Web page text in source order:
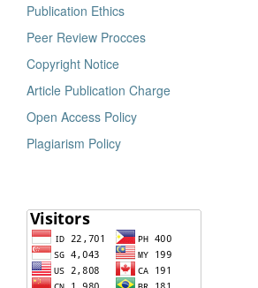
Publication Ethics
Peer Review Procces
Copyright Notice
Article Publication Charge
Open Access Policy
Plagiarism Policy